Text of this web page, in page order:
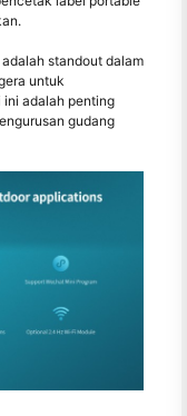
standout dalam
untuk
ini adalah penting
gudang